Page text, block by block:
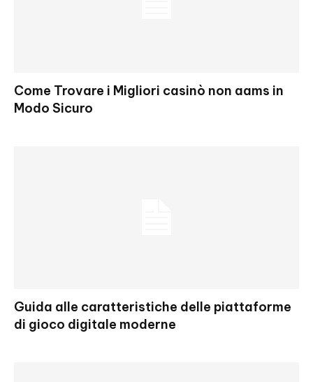
Come Trovare i Migliori casinò non aams in
Modo Sicuro
Guida alle caratteristiche delle piattaforme
di gioco digitale moderne